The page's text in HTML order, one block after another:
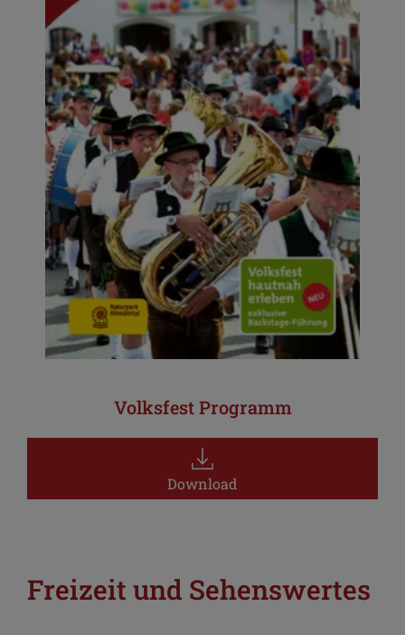
Volksfest Programm
Download
Freizeit und Sehenswertes